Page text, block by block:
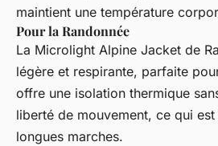
maintient une température
Pour la Randonnée
La Microlight Alpine Jacket de
légère et respirante, parfaite
offre une isolation thermique
liberté de mouvement, ce qui
longues marches.